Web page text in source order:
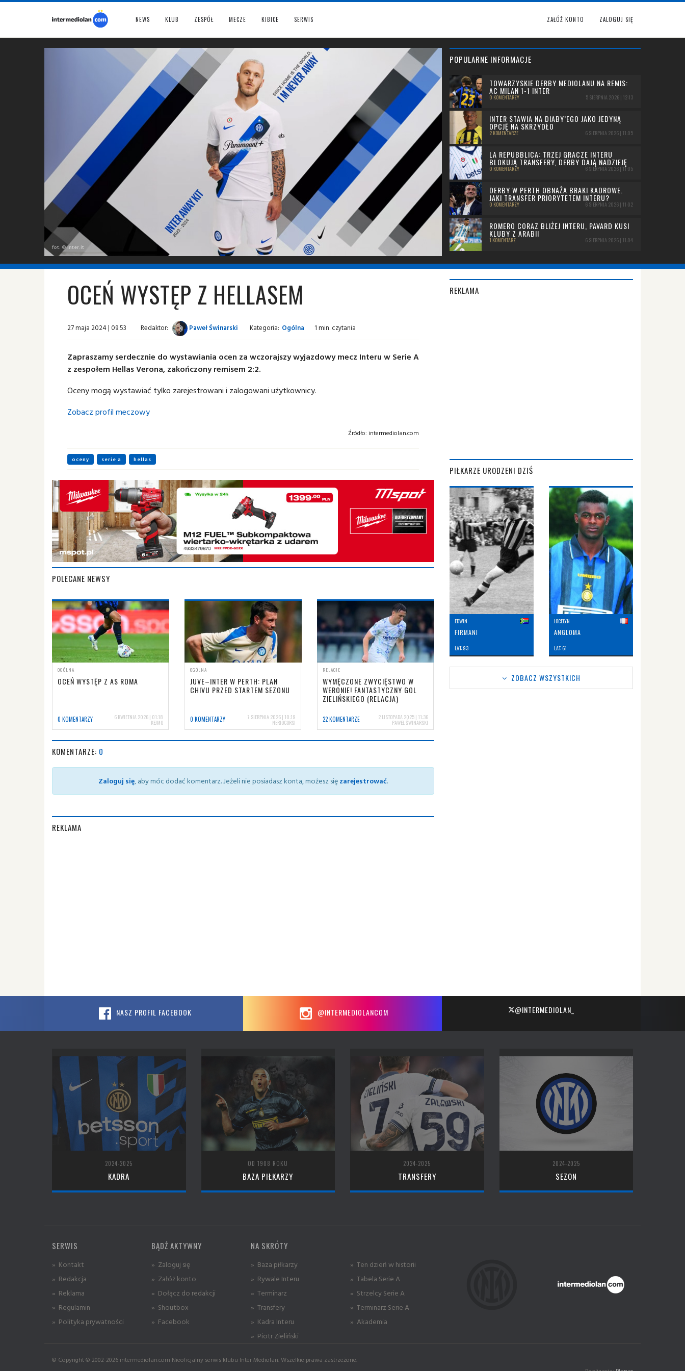
NEWS KLUB ZESPÓŁ MECZE KIBICE SERWIS ZAŁÓŻ KONTO ZALOGUJ SIĘ
fot. © inter.it
POPULARNE INFORMACJE
TOWARZYSKIE DERBY MEDIOLANU NA REMIS:
AC MILAN 1-1 INTER
0 KOMENTARZY 5 SIERPNIA 2026 | 12:13
INTER STAWIA NA DIABY’EGO JAKO JEDYNĄ
OPCJĘ NA SKRZYDŁO
2 KOMENTARZE 6 SIERPNIA 2026 | 11:05
LA REPUBBLICA: TRZEJ GRACZE INTERU
BLOKUJĄ TRANSFERY, DERBY DAJĄ NADZIEJĘ
0 KOMENTARZY 6 SIERPNIA 2026 | 11:05
DERBY W PERTH OBNAŻA BRAKI KADROWE.
JAKI TRANSFER PRIORYTETEM INTERU?
0 KOMENTARZY 6 SIERPNIA 2026 | 11:02
ROMERO CORAZ BLIŻEJ INTERU, PAVARD KUSI
KLUBY Z ARABII
1 KOMENTARZ 6 SIERPNIA 2026 | 11:04
OCEŃ WYSTĘP Z HELLASEM
27 maja 2024 | 09:53 Redaktor: Paweł Świnarski Kategoria: Ogólna 1 min. czytania
Zapraszamy serdecznie do wystawiania ocen za wczorajszy wyjazdowy mecz Interu w Serie A
z zespołem Hellas Verona, zakończony remisem 2:2.
Oceny mogą wystawiać tylko zarejestrowani i zalogowani użytkownicy.
Zobacz profil meczowy
Źródło: intermediolan.com
oceny serie a hellas
POLECANE NEWSY
OGÓLNA
OCEŃ WYSTĘP Z AS ROMA
0 KOMENTARZY 6 KWIETNIA 2026 | 01:18
KEJMO
OGÓLNA
JUVE–INTER W PERTH: PLAN
CHIVU PRZED STARTEM SEZONU
0 KOMENTARZY 7 SIERPNIA 2026 | 10:19
NERIOCORSI
RELACJE
WYMĘCZONE ZWYCIĘSTWO W
WERONIE! FANTASTYCZNY GOL
ZIELIŃSKIEGO (RELACJA)
22 KOMENTARZE 2 LISTOPADA 2025 | 11:36
PAWEŁ ŚWINARSKI
KOMENTARZE: 0
Zaloguj się, aby móc dodać komentarz. Jeżeli nie posiadasz konta, możesz sięzarejestrować.
REKLAMA
REKLAMA
PIŁKARZE URODZENI DZIŚ
EDWIN
FIRMANI
LAT: 93
JOCELYN
ANGLOMA
LAT: 61
ZOBACZ WSZYSTKICH
NASZ PROFIL FACEBOOK @INTERMEDIOLANCOM @INTERMEDIOLAN_
2024-2025
KADRA
OD 1908 ROKU
BAZA PIŁKARZY
2024-2025
TRANSFERY
2024-2025
SEZON
SERWIS
» Kontakt
» Redakcja
» Reklama
» Regulamin
» Polityka prywatności
BĄDŹ AKTYWNY
» Zaloguj się
» Załóż konto
» Dołącz do redakcji
» Shoutbox
» Facebook
NA SKRÓTY
» Baza piłkarzy
» Rywale Interu
» Terminarz
» Transfery
» Kadra Interu
» Piotr Zieliński
» Ten dzień w historii
» Tabela Serie A
» Strzelcy Serie A
» Terminarz Serie A
» Akademia
© Copyright © 2002-2026 intermediolan.com Nieoficjalny serwis klubu Inter Mediolan. Wszelkie prawa zastrzeżone.